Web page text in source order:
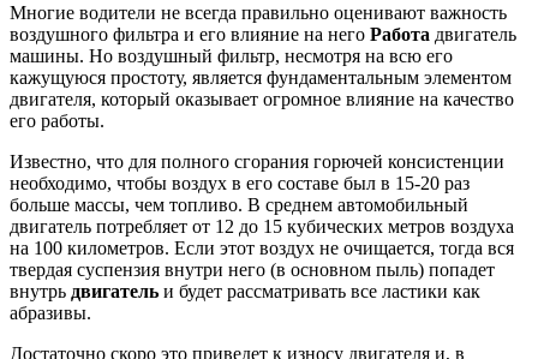
Многие водители не всегда правильно оценивают важность
воздушного фильтра и его влияние на него Работа двигатель
машины. Но воздушный фильтр, несмотря на всю его
кажущуюся простоту, является фундаментальным элементом
двигателя, который оказывает огромное влияние на качество
его работы.
Известно, что для полного сгорания горючей консистенции
необходимо, чтобы воздух в его составе был в 15-20 раз
больше массы, чем топливо. В среднем автомобильный
двигатель потребляет от 12 до 15 кубических метров воздуха
на 100 километров. Если этот воздух не очищается, тогда вся
твердая суспензия внутри него (в основном пыль) попадет
внутрь двигатель и будет рассматривать все ластики как
абразивы.
Достаточно скоро это приведет к износу двигателя и, в